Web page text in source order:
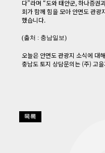
다"라며 “도와 태안군, 하나증권
회가 함께 힘을 모아 안면도 관광
했습니다. ​​​
(출처 : 충남일보)
오늘은 안면도 관광지 소식에 대
충남도 토지 상담문의는 (주) 고